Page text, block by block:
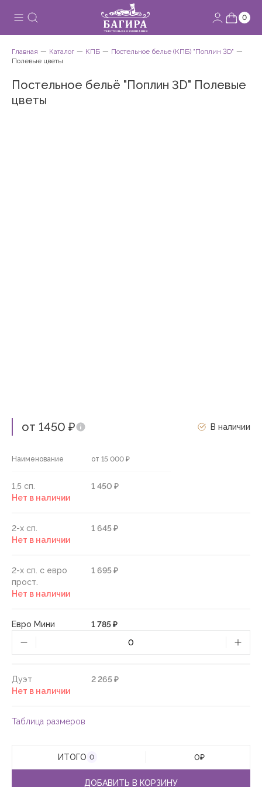
0
Главная Каталог КПБ
Постельное белье (КПБ) "Поплин 3D"
Полевые цветы
Постельное бельё "Поплин 3D" Полевые
цветы
от 1450 ₽ В наличии
Наименование от 15 000 ₽
1,5 сп.
1 450 ₽
Нет в наличии
2-х сп.
1 645 ₽
Нет в наличии
2-х сп. с евро
прост.
1 695 ₽
Нет в наличии
Евро Мини 1 785 ₽
Дуэт
2 265 ₽
Нет в наличии
Таблица размеров
ИТОГО 0 0₽
ДОБАВИТЬ В КОРЗИНУ